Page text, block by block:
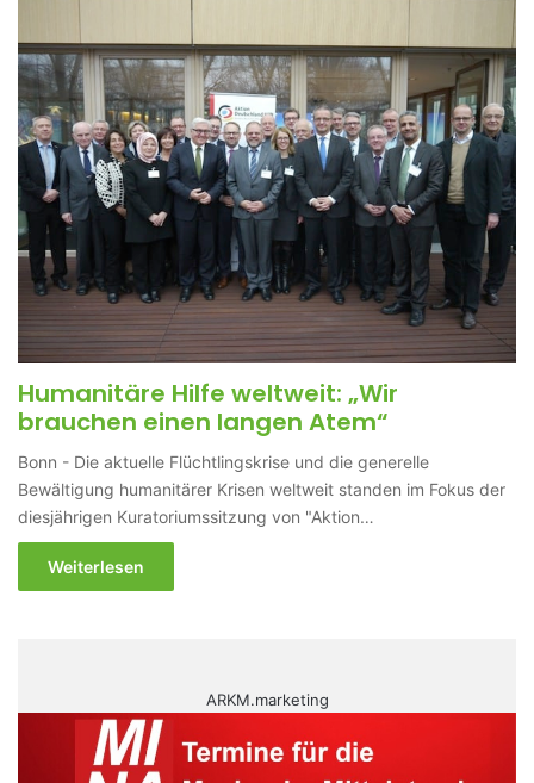
Humanitäre Hilfe weltweit: „Wir
brauchen einen langen Atem“
Bonn - Die aktuelle Flüchtlingskrise und die generelle
Bewältigung humanitärer Krisen weltweit standen im Fokus der
diesjährigen Kuratoriumssitzung von "Aktion…
Weiterlesen
ARKM.marketing